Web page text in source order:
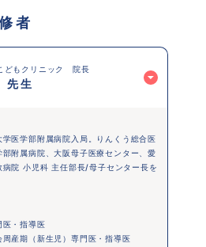
者
どもクリニック　院長
先生
医学部附属病院入局。りんくう総合医
附属病院、大阪母子医療センター、愛
院 小児科 主任部長/母子センター長を
医・指導医
産期（新生児）専門医・指導医